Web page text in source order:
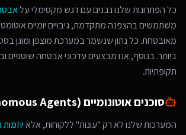
כל הפתרונות שלנו נבנים עם דגש מקסימלי על
משתמשים בהצפנה מתקדמת, גיבויים יומיים
מאובטחת. כל נתון שנשמר במערכת מוצפן ומוגן
ביותר. בנוסף, אנו מבצעים עדכוני אבטחה שוטפים
תקופתיות.
סוכנים אוטונומיים (Autonomous Agents)
המערכות שלנו לא רק "עונות" ללקוחות, אלא